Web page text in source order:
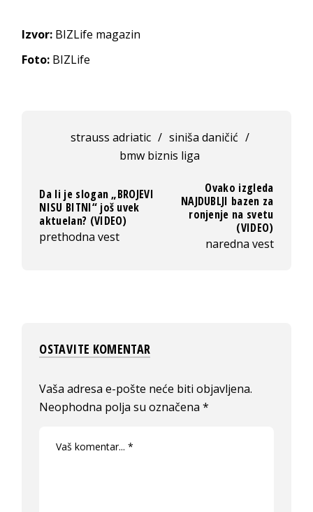
Izvor: BIZLife magazin
Foto: BIZLife
strauss adriatic / siniša daničić /
bmw biznis liga
Da li je slogan „BROJEVI
NISU BITNI“ još uvek
aktuelan? (VIDEO)
prethodna vest
Ovako izgleda
NAJDUBLJI bazen za
ronjenje na svetu
(VIDEO)
naredna vest
OSTAVITE KOMENTAR
Vaša adresa e-pošte neće biti objavljena.
Neophodna polja su označena*